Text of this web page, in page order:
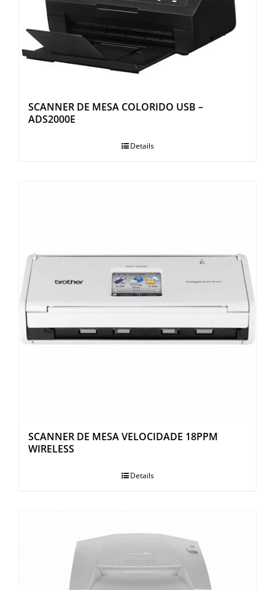
SCANNER DE MESA COLORIDO USB –
ADS2000E
Details
SCANNER DE MESA VELOCIDADE 18PPM
WIRELESS
Details